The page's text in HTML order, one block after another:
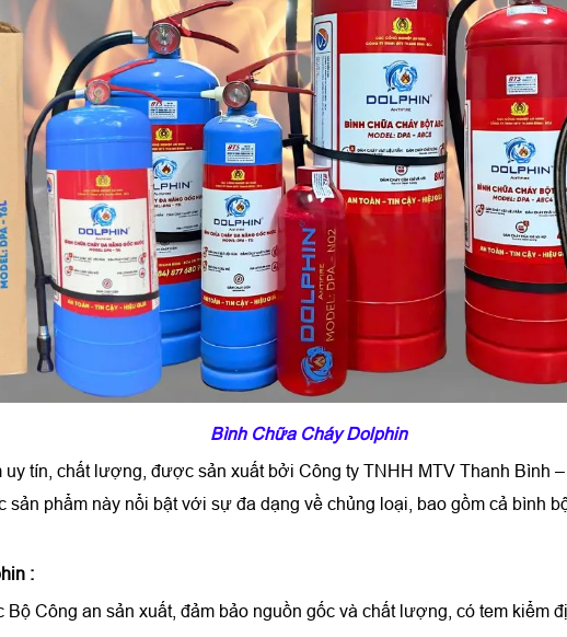
Bình Chữa Cháy Dolphin
uy tín, chất lượng, được sản xuất bởi Công ty TNHH MTV Thanh Bình
sản phẩm này nổi bật với sự đa dạng về chủng loại, bao gồm cả bình
:
Công an sản xuất, đảm bảo nguồn gốc và chất lượng, có tem kiểm